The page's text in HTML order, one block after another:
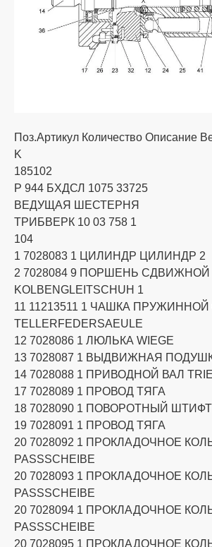
Поз.Артикул Количество Описание
K
185102
Р 944 БХДСЛ 1075 33725
ВЕДУЩАЯ ШЕСТЕРНЯ
ТРИБВЕРК 10 03 758 1
104
1 7028083 1 ЦИЛИНДР ЦИЛИНДР 2
2 7028084 9 ПОРШЕНЬ СДВИЖНОЙ
KOLBENGLEITSCHUH 1
11 11213511 1 ЧАШКА ПРУЖИННОЙ
TELLERFEDERSAEULE
12 7028086 1 ЛЮЛЬКА WIEGE
13 7028087 1 ВЫДВИЖНАЯ
14 7028088 1 ПРИВОДНОЙ ВАЛ
17 7028089 1 ПРОВОД ТЯГА
18 7028090 1 ПОВОРОТНЫЙ
19 7028091 1 ПРОВОД ТЯГА
20 7028092 1 ПРОКЛАДОЧНОЕ
PASSSCHEIBE
20 7028093 1 ПРОКЛАДОЧНОЕ
PASSSCHEIBE
20 7028094 1 ПРОКЛАДОЧНОЕ
PASSSCHEIBE
20 7028095 1 ПРОКЛАДОЧНОЕ